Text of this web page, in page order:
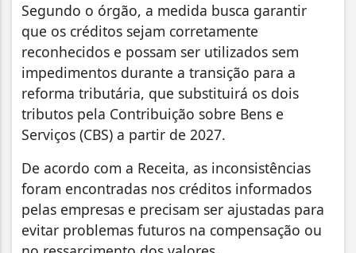
Segundo o órgão, a medida busca garantir
que os créditos sejam corretamente
reconhecidos e possam ser utilizados sem
impedimentos durante a transição para a
reforma tributária, que substituirá os dois
tributos pela Contribuição sobre Bens e
Serviços (CBS) a partir de 2027.
De acordo com a Receita, as inconsistências
foram encontradas nos créditos informados
pelas empresas e precisam ser ajustadas para
evitar problemas futuros na compensação ou